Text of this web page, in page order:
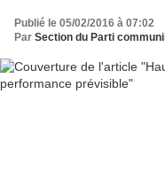
Publié le 05/02/2016 à 07:02
Par Section du Parti